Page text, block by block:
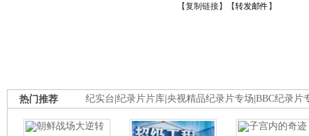
【复制链接】【转发邮件 】
纪实台 纪录片片库 央视精品纪录片专场 BBC纪录片
热门推荐